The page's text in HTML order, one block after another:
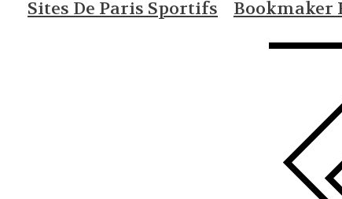
Sites De Paris Sportifs Bookmaker